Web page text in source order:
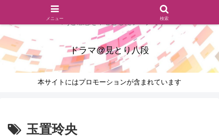
ドラマのシーンとセリフを切り取ったあらすじレビュー(復習ネタ
バレ)と感想を中心としたブログです
ドラマ@見とり八段
本サイトにはプロモーションが含まれています
玉置玲央
メニュー 検索